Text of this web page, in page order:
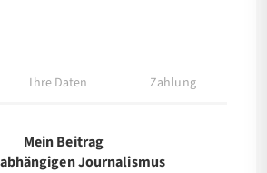
Ihre Daten Zahlung
Mein Beitrag
Journalismus